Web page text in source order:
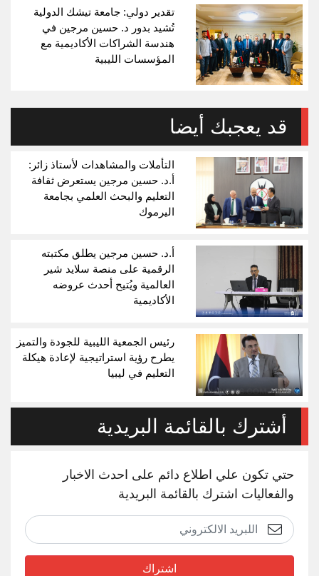
تقدير دولي: جامعة تيشك الدولية
تُشيد بدور د. حسين مرجين في
هندسة الشراكات الأكاديمية مع
المؤسسات الليبية
قد يعجبك أيضا
التأملات والمشاهدات لأستاذ زائر:
أ.د. حسين مرجين يستعرض ثقافة
التعليم والبحث العلمي بجامعة
اليرموك
أ.د. حسين مرجين يطلق مكتبته
الرقمية على منصة سلايد شير
العالمية ويُتيح أحدث عروضه
الأكاديمية
رئيس الجمعية الليبية للجودة والتميز
يطرح رؤية استراتيجية لإعادة هيكلة
التعليم في ليبيا
أشترك بالقائمة البريدية
حتي تكون علي اطلاع دائم على احدث الاخبار
والفعاليات اشترك بالقائمة البريدية
اشتراك